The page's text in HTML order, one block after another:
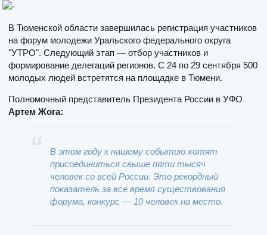
В Тюменской области завершилась регистрация участников
на форум молодежи Уральского федерального округа
"УТРО". Следующий этап — отбор участников и
формирование делегаций регионов. С 24 по 29 сентября 500
молодых людей встретятся на площадке в Тюмени.
Полномочный представитель Президента России в УФО
Артем Жога:
В этом году к нашему событию хотят
присоединиться свыше пяти тысяч
человек со всей России. Это рекордный
показатель за все время существования
форума, конкурс — 10 человек на место.